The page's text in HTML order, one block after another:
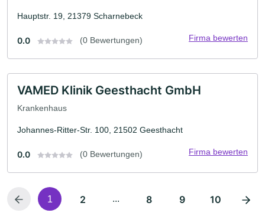
Hauptstr. 19, 21379 Scharnebeck
0.0 (0 Bewertungen) Firma bewerten
VAMED Klinik Geesthacht GmbH
Krankenhaus
Johannes-Ritter-Str. 100, 21502 Geesthacht
0.0 (0 Bewertungen) Firma bewerten
1 2 ... 8 9 10